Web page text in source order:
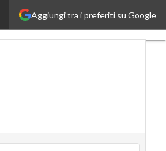
Aggiungi tra i preferiti su Google